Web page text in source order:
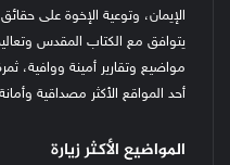
الإيمان، وتوعية الإخوة على
يتوافق مع الكتاب المقدس
مواضيع وتقارير أمينة ووافية،
أحد المواقع الأكثر مصداقية
المواضيع الأكثر زيارة